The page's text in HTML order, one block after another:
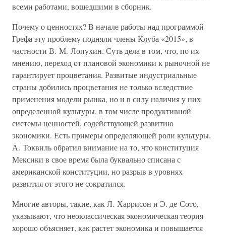
всеми работами, вошедшими в сборник.
Почему о ценностях? В начале работы над программой
Грефа эту проблему подняли члены Клуба «2015», в
частности В. М. Лопухин. Суть дела в том, что, по их
мнению, переход от плановой экономики к рыночной не
гарантирует процветания. Развитые индустриальные
страны добились процветания не только вследствие
применения модели рынка, но и в силу наличия у них
определенной культуры, в том числе продуктивной
системы ценностей, содействующей развитию
экономики. Есть примеры определяющей роли культуры.
А. Токвиль обратил внимание на то, что конституция
Мексики в свое время была буквально списана с
американской конституции, но разрыв в уровнях
развития от этого не сократился.
Многие авторы, такие, как Л. Харрисон и Э. де Сото,
указывают, что неоклассическая экономическая теория
хорошо объясняет, как растет экономика и повышается